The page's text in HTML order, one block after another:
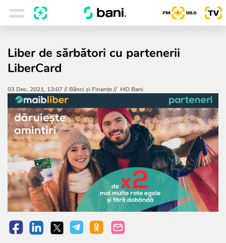
Liber de sărbători cu partenerii
LiberCard
03 Dec. 2021, 13:07 // Bănci şi Finanţe// MD Bani